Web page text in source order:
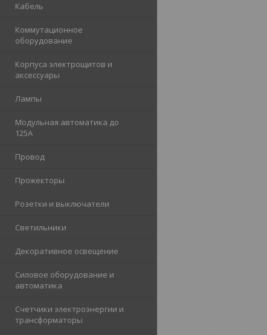
Кабель
Коммутационное
оборудование
Корпуса электрощитов и
аксессуары
Лампы
Модульная автоматика до
125А
Провод
Прожекторы
Розетки и выключатели
Светильники
Декоративное освещение
Силовое оборудование и
автоматика
Счетчики электроэнергии и
трансформаторы